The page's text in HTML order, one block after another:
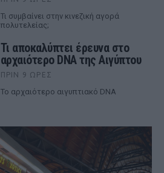
Τι συμβαίνει στην κινεζική αγορά
πολυτελείας;
Τι αποκαλύπτει έρευνα στο
αρχαιότερο DNA της Αιγύπτου
ΠΡΙΝ 9 ΏΡΕΣ
Το αρχαιότερο αιγυπτιακό DNA